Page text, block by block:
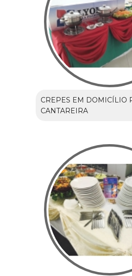
CREPES EM DOMICÍLIO
CANTAREIRA